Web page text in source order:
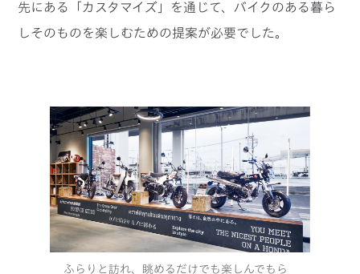
先にある「カスタマイズ」を通じて、バイクのある暮ら
しそのものを楽しむための提案が必要でした。
ふらりと訪れ、眺めるだけでも楽しんでもら